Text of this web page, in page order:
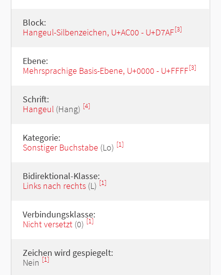
Block:
Hangeul-Silbenzeichen, U+AC00 - U+D7AF[3]
Ebene:
Mehrsprachige Basis-Ebene, U+0000 - U+FFFF[3]
Schrift:
Hangeul(Hang) [4]
Kategorie:
Sonstiger Buchstabe (Lo) [1]
Bidirektional-Klasse:
Links nach rechts(L) [1]
Verbindungsklasse:
Nicht versetzt(0) [1]
Zeichen wird gespiegelt:
Nein [1]